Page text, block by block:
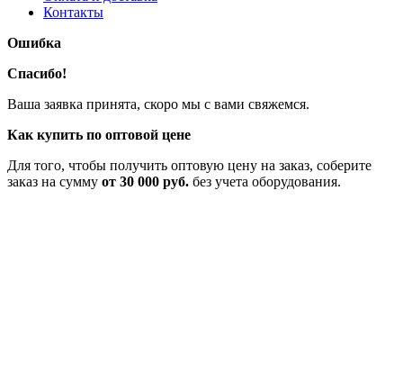
Контакты
Ошибка
Спасибо!
Ваша заявка принята, скоро мы с вами свяжемся.
Как купить по оптовой цене
Для того, чтобы получить оптовую цену на заказ, соберите
заказ на сумму от 30 000 руб. без учета оборудования.